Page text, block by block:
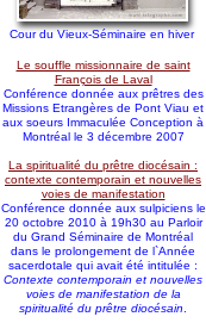
Cour du Vieux-Séminaire en hiver
Le souffle missionnaire de saint
François de Laval
Conférence donnée aux prêtres des
Missions Etrangères de Pont Viau et
aux soeurs Immaculée Conception à
Montréal le 3 décembre 2007
La spiritualité du prêtre diocésain :
contexte contemporain et nouvelles
voies de manifestation
Conférence donnée aux sulpiciens le
20 octobre 2010 à 19h30 au Parloir
du Grand Séminaire de Montréal
dans le prolongement de l`Année
sacerdotale qui avait été intitulée :
Contexte contemporain et nouvelles
voies de manifestation de la
spiritualité du prêtre diocésain